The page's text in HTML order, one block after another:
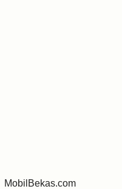
MobilBekas.com